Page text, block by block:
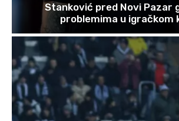
Stanković pred Novi Pazar
problemima u igračkom